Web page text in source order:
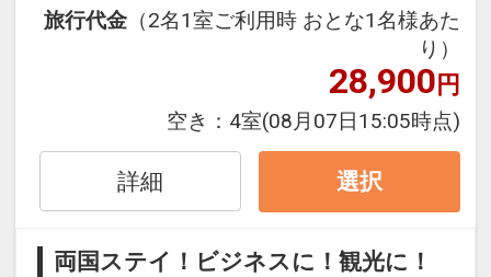
翌朝はゆっくりチェックアウト♪
●レイトチェックアウト12：00までご滞
設定期間：2026年4月1日～2026年9月
17510246
旅行代金 （2名1室ご利用時 おとな1名様あた
り）
28,900円
空き： 4室(08月07日15:05時点)
詳細 選択
両国ステイ！ビジネスに！観光に！